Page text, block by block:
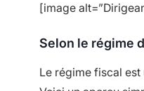
[image
Selon le régime
Le régime fiscal